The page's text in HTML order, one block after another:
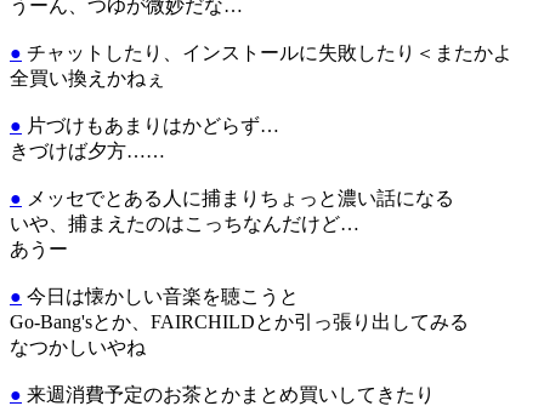
うーん、つゆが微妙だな…
● チャットしたり、インストールに失敗したり＜またかよ
全買い換えかねぇ
● 片づけもあまりはかどらず…
きづけば夕方……
● メッセでとある人に捕まりちょっと濃い話になる
いや、捕まえたのはこっちなんだけど…
あうー
● 今日は懐かしい音楽を聴こうと
Go-Bang'sとか、FAIRCHILDとか引っ張り出してみる
なつかしいやね
● 来週消費予定のお茶とかまとめ買いしてきたり